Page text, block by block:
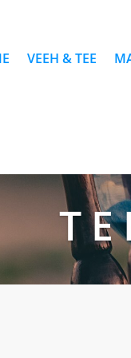
VEEH & TEE